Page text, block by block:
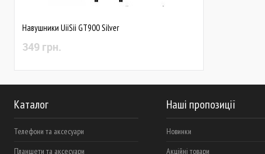
Навушники UiiSii GT900 Silver
349 грн.
Каталог
Телефони та аксесуари
Планшети та аксесуари
Наші пропозиції
Новинки
Акційні товари